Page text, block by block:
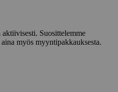
Suosittelemme
myös myyntipakkauksesta.